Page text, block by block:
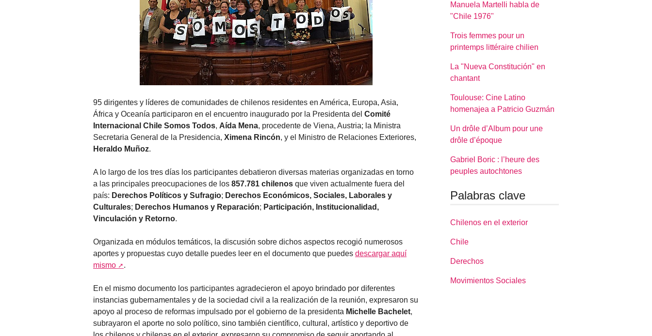
95 dirigentes y líderes de comunidades de chilenos residentes en América, Europa, Asia,
África y Oceanía participaron en el encuentro inaugurado por la Presidenta del Comité
Internacional Chile Somos Todos, Aída Mena, procedente de Viena, Austria; la Ministra
Secretaria General de la Presidencia, Ximena Rincón, y el Ministro de Relaciones Exteriores,
Heraldo Muñoz.
A lo largo de los tres días los participantes debatieron diversas materias organizadas en torno
a las principales preocupaciones de los 857.781 chilenos que viven actualmente fuera del
país: Derechos Políticos y Sufragio; Derechos Económicos, Sociales, Laborales y
Culturales; Derechos Humanos y Reparación; Participación, Institucionalidad,
Vinculación y Retorno.
Organizada en módulos temáticos, la discusión sobre dichos aspectos recogió numerosos
aportes y propuestas cuyo detalle puedes leer en el documento que puedes descargar aquí
mismo
.
En el mismo documento los participantes agradecieron el apoyo brindado por diferentes
instancias gubernamentales y de la sociedad civil a la realización de la reunión, expresaron su
apoyo al proceso de reformas impulsado por el gobierno de la presidenta Michelle Bachelet,
subrayaron el aporte no solo político, sino también científico, cultural, artístico y deportivo de
Manuela Martelli habla de
"Chile 1976"
Trois femmes pour un
printemps littéraire chilien
La "Nueva Constitución" en
chantant
Toulouse: Cine Latino
homenajea a Patricio Guzmán
Un drôle d’Album pour une
drôle d’époque
Gabriel Boric : l’heure des
peuples autochtones
Palabras clave
Chilenos en el exterior
Chile
Derechos
Movimientos Sociales